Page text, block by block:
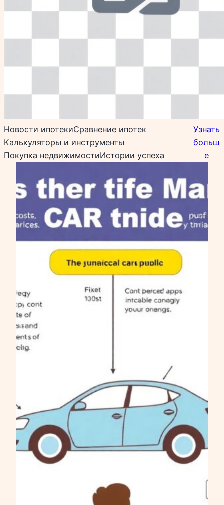
Новости ипотекиСравнение ипотек
Калькуляторы и инструменты
Покупка недвижимостиИстории успеха
Узнать
больш
е